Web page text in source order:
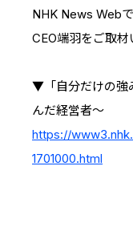
IR情報
IR情報トップ
IRライブラリ
IRスケジュール
採用情報
採用サイト（日本
新卒採用
NHK News Web
CEO端羽をご取材
▼「自分だけの強
んだ経営者～
https://
1701000.html